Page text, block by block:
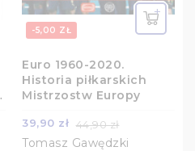
-5,00 ZŁ
Euro 1960-2020.
Historia piłkarskich
Mistrzostw Europy
39,90 zł 44,90 zł
Tomasz Gawędzki